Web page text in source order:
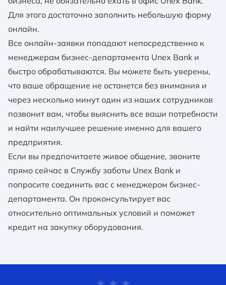
Для этого достаточно заполнить небольшую форму
онлайн.
Все онлайн-заявки попадают непосредственно к
менеджерам бизнес-департамента Unex Bank и
быстро обрабатываются. Вы можете быть уверены,
что ваше обращение не останется без внимания и
через несколько минут один из наших сотрудников
позвонит вам, чтобы выяснить все ваши потребности
и найти наилучшее решение именно для вашего
предприятия.
Если вы предпочитаете живое общение, звоните
прямо сейчас в Службу заботы Unex Bank и
попросите соединить вас с менеджером бизнес-
департамента. Он проконсультирует вас
относительно оптимальных условий и поможет
кредит на закупку оборудования.